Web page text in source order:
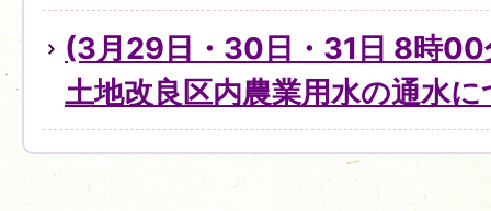
(3月29日・30日・31日 8時
土地改良区内農業用水の通水